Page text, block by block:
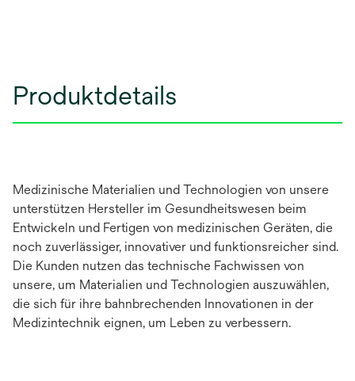
Produktdetails
Medizinische Materialien und Technologien von unsere
unterstützen Hersteller im Gesundheitswesen beim
Entwickeln und Fertigen von medizinischen Geräten, die
noch zuverlässiger, innovativer und funktionsreicher sind.
Die Kunden nutzen das technische Fachwissen von
unsere, um Materialien und Technologien auszuwählen,
die sich für ihre bahnbrechenden Innovationen in der
Medizintechnik eignen, um Leben zu verbessern.